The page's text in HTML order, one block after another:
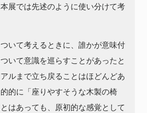
展では先述のように使い分けて考
いて考えるときに、誰かが意味付
いて意識を巡らすことがあったと
ルまで立ち戻ることはほどんどあ
的に「座りやすそうな木製の椅
はあっても、原初的な感覚として